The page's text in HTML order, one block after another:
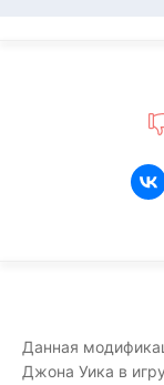
Данная
Джона Уика в